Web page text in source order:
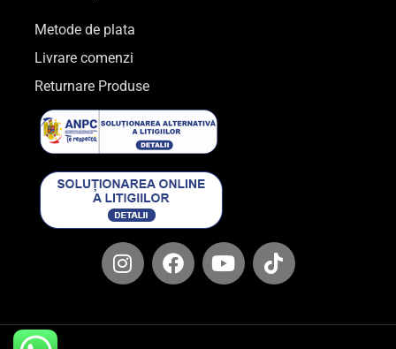
Metode de plata
Livrare comenzi
Returnare Produse